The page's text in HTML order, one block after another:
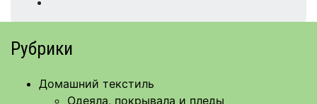
Рубрики
Домашний текстиль
Одеяла, покрывала и пледы